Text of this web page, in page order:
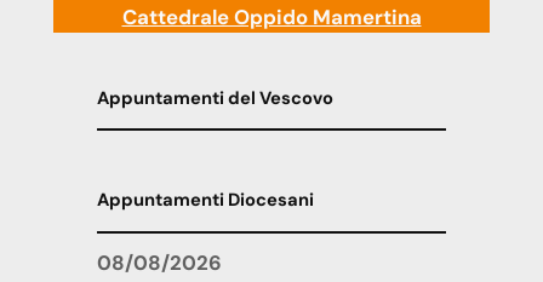
Cattedrale Oppido Mamertina
Appuntamenti del Vescovo
Appuntamenti Diocesani
08/08/2026